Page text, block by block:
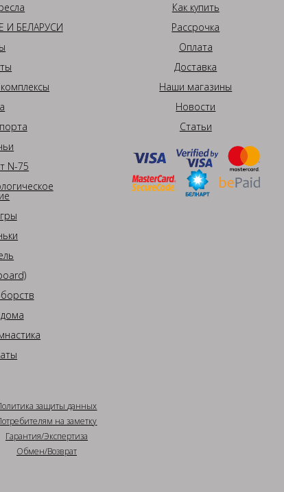
И БЕЛАРУСИ
N-75
Как купить
Рассрочка
Оплата
Доставка
Наши магазины
Новости
Статьи
защиты данных
на заметку
Гарантия/Экспертиза
Обмен/Возврат